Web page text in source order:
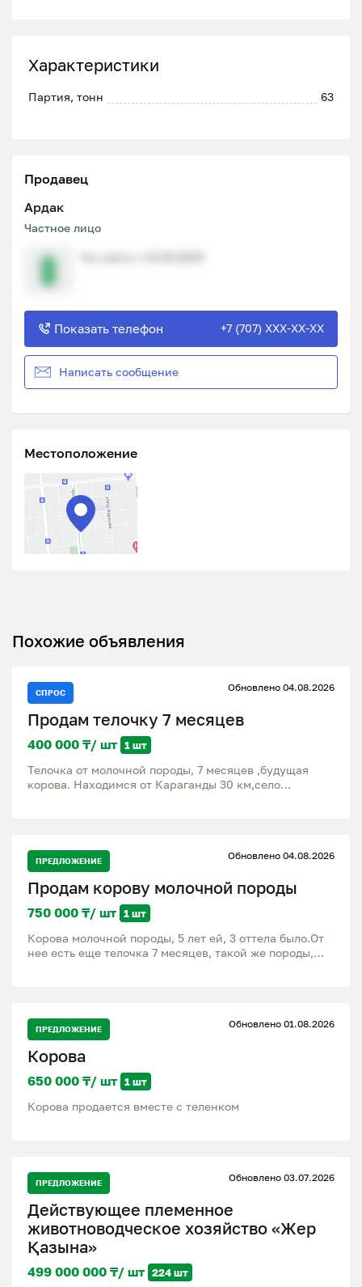
Характеристики
Партия, тонн 63
Продавец
Ардак
Частное лицо
Показать телефон +7 (707) XXX-XX-XX
Написать сообщение
Местоположение
Похожие объявления
СПРОС Обновлено 04.08.2026
Продам телочку 7 месяцев
400 000 ₸/ шт 1 шт
Телочка от молочной породы, 7 месяцев ,будущая
корова. Находимся от Караганды 30 км,село
ПРЕДЛОЖЕНИЕ Обновлено 04.08.2026
Продам корову молочной породы
750 000 ₸/ шт 1 шт
Корова молочной породы, 5 лет ей, 3 оттела было.От
нее есть еще телочка 7 месяцев, такой же породы,
ПРЕДЛОЖЕНИЕ Обновлено 01.08.2026
Корова
650 000 ₸/ шт 1 шт
Корова продается вместе с теленком
ПРЕДЛОЖЕНИЕ Обновлено 03.07.2026
Действующее племенное
животноводческое хозяйство «Жер
Қазына»
499 000 000 ₸/ шт 224 шт